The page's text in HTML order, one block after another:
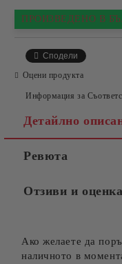
ПРОИЗВЕДЕНО В
Сподели
Оцени продукта
Информация за
Детайлно
Ревюта
Отзиви и
Ако желаете да
наличното в